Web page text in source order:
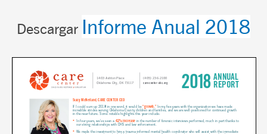
Descargar Informe Anual 2018